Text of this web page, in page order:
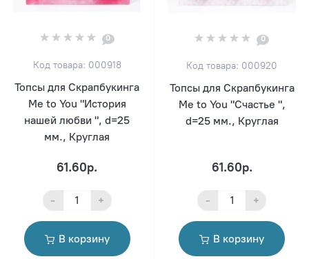
0
Код товара: 000918
Топсы для Скрапбукинга
Me to You "История
нашей любви ", d=25
мм., Круглая
61.60р.
- +
В корзину
0
Код товара: 000920
Топсы для Скрапбукинга
Me to You "Счастье ",
d=25 мм., Круглая
61.60р.
- +
В корзину